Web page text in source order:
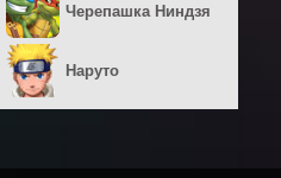
Черепашка Ниндзя
Наруто